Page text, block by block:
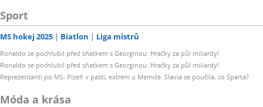
Sport
MS hokej 2025 Biatlon Liga mistrů
Ronaldo se pochlubil před sňatkem s Georginou: Hračky za půl miliardy!
Ronaldo se pochlubil před sňatkem s Georginou: Hračky za půl miliardy!
Reprezentanti po MS: Plzeň v pasti, extrém u Memiče. Slavia se poučila, co Sparta?
Móda a krása